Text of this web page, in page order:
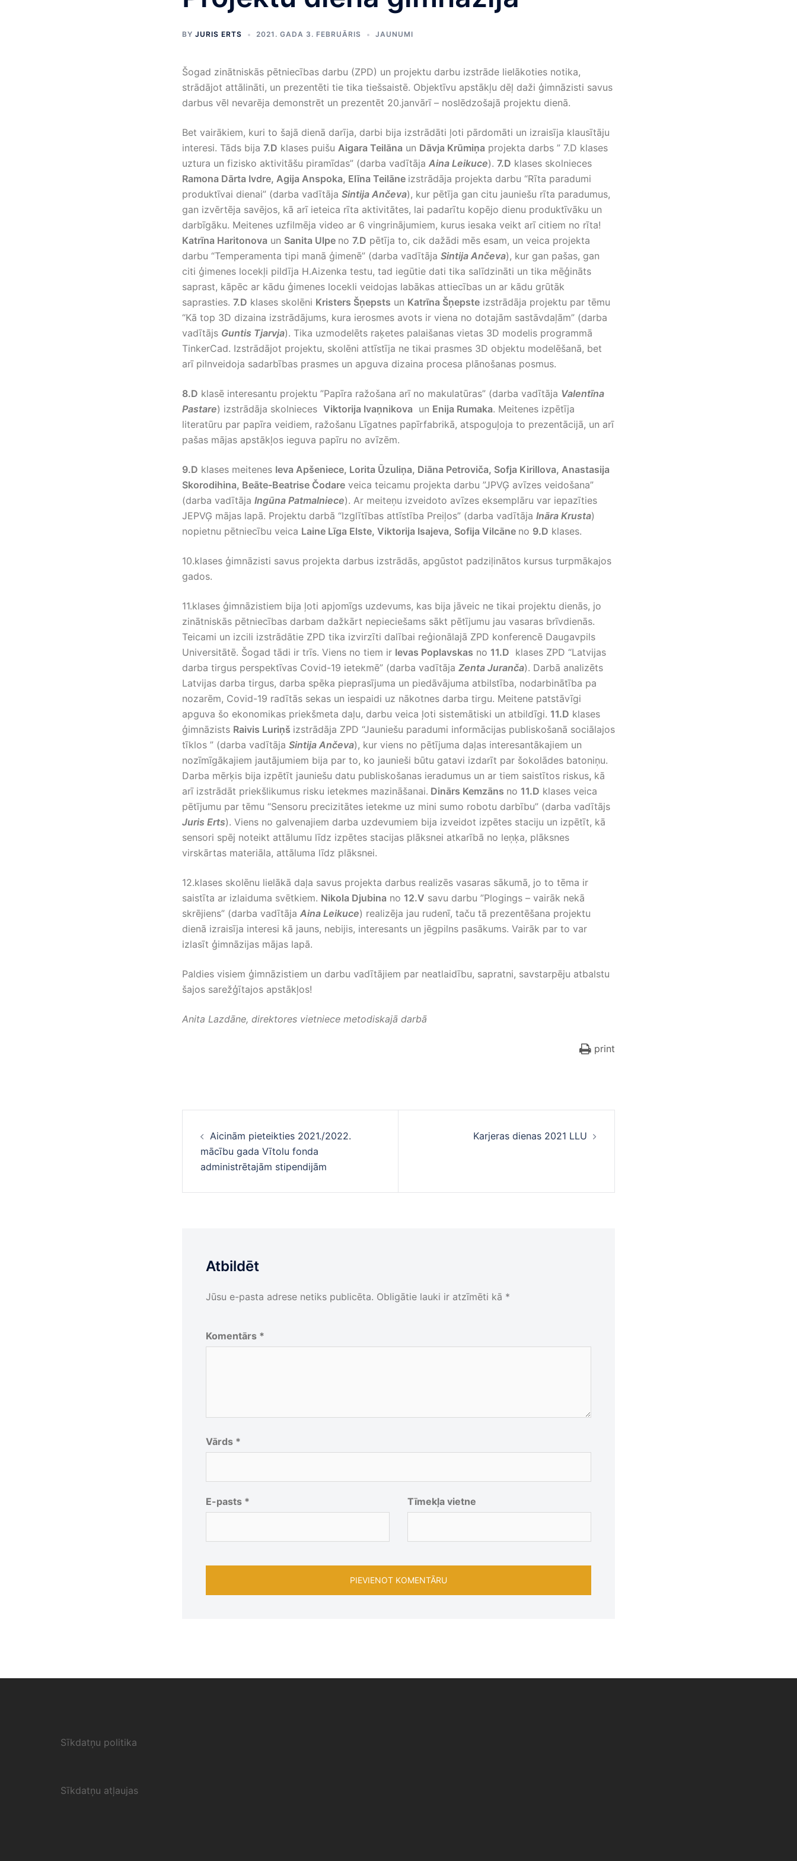
BY JURIS ERTS 2021. GADA 3. FEBRUĀRIS JAUNUMI
Šogad zinātniskās pētniecības darbu (ZPD) un projektu darbu izstrāde lielākoties notika,
strādājot attālināti, un prezentēti tie tika tiešsaistē. Objektīvu apstākļu dēļ daži ģimnāzisti savus
darbus vēl nevarēja demonstrēt un prezentēt 20.janvārī – noslēdzošajā projektu dienā.
Bet vairākiem, kuri to šajā dienā darīja, darbi bija izstrādāti ļoti pārdomāti un izraisīja klausītāju
interesi. Tāds bija 7.D klases puišu Aigara Teilāna un Dāvja Krūmiņa projekta darbs ” 7.D klases
uztura un fizisko aktivitāšu piramīdas” (darba vadītāja Aina Leikuce). 7.D klases skolnieces
Ramona Dārta Ivdre, Agija Anspoka, Elīna Teilāne izstrādāja projekta darbu “Rīta paradumi
produktīvai dienai” (darba vadītāja Sintija Ančeva), kur pētīja gan citu jauniešu rīta paradumus,
gan izvērtēja savējos, kā arī ieteica rīta aktivitātes, lai padarītu kopējo dienu produktīvāku un
darbīgāku. Meitenes uzfilmēja video ar 6 vingrinājumiem, kurus iesaka veikt arī citiem no rīta!
Katrīna Haritonova un Sanita Ulpe no 7.D pētīja to, cik dažādi mēs esam, un veica projekta
darbu “Temperamenta tipi manā ģimenē” (darba vadītāja Sintija Ančeva), kur gan pašas, gan
citi ģimenes locekļi pildīja H.Aizenka testu, tad iegūtie dati tika salīdzināti un tika mēģināts
saprast, kāpēc ar kādu ģimenes locekli veidojas labākas attiecības un ar kādu grūtāk
saprasties. 7.D klases skolēni Kristers Šņepsts un Katrīna Šņepste izstrādāja projektu par tēmu
“Kā top 3D dizaina izstrādājums, kura ierosmes avots ir viena no dotajām sastāvdaļām” (darba
vadītājs Guntis Tjarvja). Tika uzmodelēts raķetes palaišanas vietas 3D modelis programmā
TinkerCad. Izstrādājot projektu, skolēni attīstīja ne tikai prasmes 3D objektu modelēšanā, bet
arī pilnveidoja sadarbības prasmes un apguva dizaina procesa plānošanas posmus.
8.D klasē interesantu projektu ”Papīra ražošana arī no makulatūras” (darba vadītāja Valentīna
Pastare) izstrādāja skolnieces Viktorija Ivaņnikova un Enija Rumaka. Meitenes izpētīja
literatūru par papīra veidiem, ražošanu Līgatnes papīrfabrikā, atspoguļoja to prezentācijā, un arī
pašas mājas apstākļos ieguva papīru no avīzēm.
9.D klases meitenes Ieva Apšeniece, Lorita Ūzuliņa, Diāna Petroviča, Sofja Kirillova, Anastasija
Skorodihina, Beāte-Beatrise Čodare veica teicamu projekta darbu ”JPVĢ avīzes veidošana”
(darba vadītāja Ingūna Patmalniece). Ar meiteņu izveidoto avīzes eksemplāru var iepazīties
JEPVĢ mājas lapā. Projektu darbā “Izglītības attīstība Preiļos” (darba vadītāja Ināra Krusta)
nopietnu pētniecību veica Laine Līga Elste, Viktorija Isajeva, Sofija Vilcāne no 9.D klases.
10.klases ģimnāzisti savus projekta darbus izstrādās, apgūstot padziļinātos kursus turpmākajos
gados.
11.klases ģimnāzistiem bija ļoti apjomīgs uzdevums, kas bija jāveic ne tikai projektu dienās, jo
zinātniskās pētniecības darbam dažkārt nepieciešams sākt pētījumu jau vasaras brīvdienās.
Teicami un izcili izstrādātie ZPD tika izvirzīti dalībai reģionālajā ZPD konferencē Daugavpils
Universitātē. Šogad tādi ir trīs. Viens no tiem ir Ievas Poplavskas no 11.D klases ZPD “Latvijas
darba tirgus perspektīvas Covid-19 ietekmē” (darba vadītāja Zenta Juranča). Darbā analizēts
Latvijas darba tirgus, darba spēka pieprasījuma un piedāvājuma atbilstība, nodarbinātība pa
nozarēm, Covid-19 radītās sekas un iespaidi uz nākotnes darba tirgu. Meitene patstāvīgi
apguva šo ekonomikas priekšmeta daļu, darbu veica ļoti sistemātiski un atbildīgi. 11.D klases
ģimnāzists Raivis Luriņš izstrādāja ZPD “Jauniešu paradumi informācijas publiskošanā sociālajos
tīklos ” (darba vadītāja Sintija Ančeva), kur viens no pētījuma daļas interesantākajiem un
nozīmīgākajiem jautājumiem bija par to, ko jaunieši būtu gatavi izdarīt par šokolādes batoniņu.
Darba mērķis bija izpētīt jauniešu datu publiskošanas ieradumus un ar tiem saistītos riskus, kā
arī izstrādāt priekšlikumus risku ietekmes mazināšanai. Dinārs Kemzāns no 11.D klases veica
pētījumu par tēmu “Sensoru precizitātes ietekme uz mini sumo robotu darbību” (darba vadītājs
Juris Erts). Viens no galvenajiem darba uzdevumiem bija izveidot izpētes staciju un izpētīt, kā
sensori spēj noteikt attālumu līdz izpētes stacijas plāksnei atkarībā no leņķa, plāksnes
virskārtas materiāla, attāluma līdz plāksnei.
12.klases skolēnu lielākā daļa savus projekta darbus realizēs vasaras sākumā, jo to tēma ir
saistīta ar izlaiduma svētkiem. Nikola Djubina no 12.V savu darbu ”Plogings – vairāk nekā
skrējiens” (darba vadītāja Aina Leikuce) realizēja jau rudenī, taču tā prezentēšana projektu
dienā izraisīja interesi kā jauns, nebijis, interesants un jēgpilns pasākums. Vairāk par to var
izlasīt ģimnāzijas mājas lapā.
Paldies visiem ģimnāzistiem un darbu vadītājiem par neatlaidību, sapratni, savstarpēju atbalstu
šajos sarežģītajos apstākļos!
Anita Lazdāne, direktores vietniece metodiskajā darbā
print
navigācija
Aicinām pieteikties 2021./2022.
mācību gada Vītolu fonda
administrētajām stipendijām
Karjeras dienas 2021 LLU
Atbildēt
Jūsu e-pasta adrese netiks publicēta. Obligātie lauki ir atzīmēti kā *
Komentārs *
Vārds *
E-pasts * Tīmekļa vietne
Sīkdatņu politika
Sīkdatņu atļaujas